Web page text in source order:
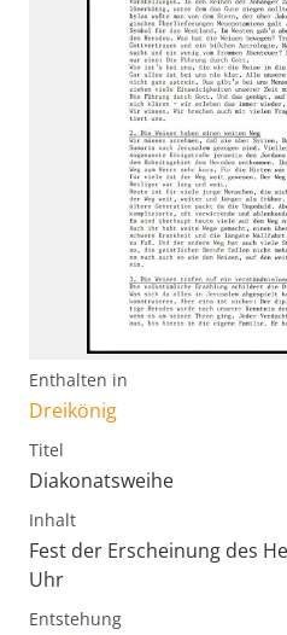
Enthalten in
Dreikönig
Titel
Diakonatsweihe
Inhalt
Fest der Erscheinung des
Uhr
Entstehung